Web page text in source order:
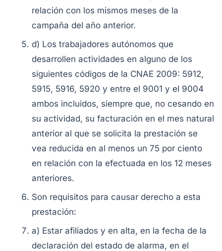
relación con los mismos meses de la
campaña del año anterior.
d) Los trabajadores autónomos que
desarrollen actividades en alguno de los
siguientes códigos de la CNAE 2009: 5912,
5915, 5916, 5920 y entre el 9001 y el 9004
ambos incluidos, siempre que, no cesando en
su actividad, su facturación en el mes natural
anterior al que se solicita la prestación se
vea reducida en al menos un 75 por ciento
en relación con la efectuada en los 12 meses
anteriores.
Son requisitos para causar derecho a esta
prestación:
a) Estar afiliados y en alta, en la fecha de la
declaración del estado de alarma, en el